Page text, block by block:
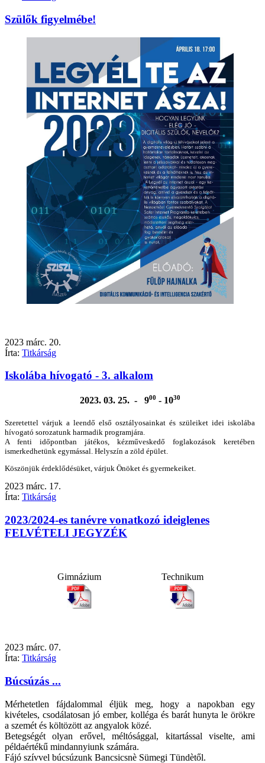
Szülők figyelmébe!
2023 márc. 20.
Írta: Titkárság
Iskolába hívogató - 3. alkalom
2023. 03. 25. - 900 - 1030
Szeretettel várjuk a leendő első osztályosainkat és szüleiket idei iskolába
hívogató sorozatunk harmadik programjára.
A fenti időpontban játékos, kézműveskedő foglakozások keretében
ismerkedhetünk egymással. Helyszín a zöld épület.
Köszönjük érdeklődésüket, várjuk Önöket és gyermekeiket.
2023 márc. 17.
Írta: Titkárság
2023/2024-es tanévre vonatkozó ideiglenes
FELVÉTELI JEGYZÉK
Gimnázium Technikum
2023 márc. 07.
Írta: Titkárság
Búcsúzás ...
Mérhetetlen fájdalommal éljük meg, hogy a napokban egy
kivételes, csodálatosan jó ember, kolléga és barát hunyta le örökre
a szemét és költözött az angyalok közé.
Betegségét olyan erővel, méltósággal, kitartással viselte, ami
példaértékű mindannyiunk számára.
Fájó szívvel búcsúzunk Bancsicsnè Sümegi Tündètől.